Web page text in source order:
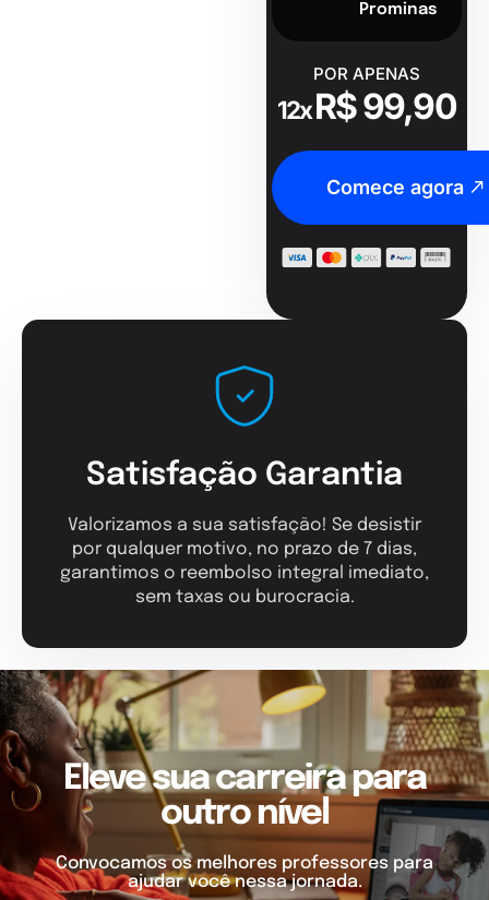
Prominas
POR APENAS
12xR$ 99,90
Comece agora
Satisfação Garantia
Valorizamos a sua satisfação! Se desistir
por qualquer motivo, no prazo de 7 dias,
garantimos o reembolso integral imediato,
sem taxas ou burocracia.
Eleve sua carreira para
outro nível
Convocamos os melhores professores para
ajudar você nessa jornada.